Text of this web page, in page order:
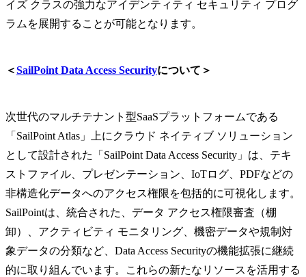
イズ クラスの強力なアイデンティティ セキュリティ プログ
ラムを展開することが可能となります。
＜SailPoint Data Access Securityについて＞
次世代のマルチテナント型SaaSプラットフォームである
「SailPoint Atlas」上にクラウド ネイティブ ソリューション
として設計された「SailPoint Data Access Security」は、テキ
ストファイル、プレゼンテーション、IoTログ、PDFなどの
非構造化データへのアクセス権限を包括的に可視化します。
SailPointは、統合された、データ アクセス権限審査（棚
卸）、アクティビティ モニタリング、機密データや規制対
象データの分類など、Data Access Securityの機能拡張に継続
的に取り組んでいます。これらの新たなリソースを活用する